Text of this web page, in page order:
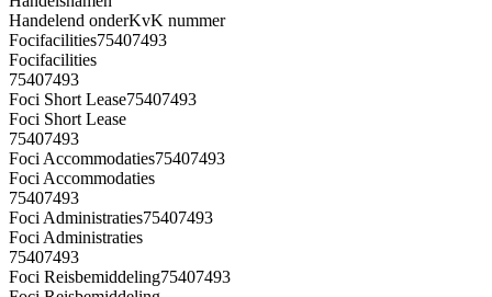
Handelend onderKvK nummer
Focifacilities75407493
Focifacilities
75407493
Foci Short Lease75407493
Foci Short Lease
75407493
Foci Accommodaties75407493
Foci Accommodaties
75407493
Foci Administraties75407493
Foci Administraties
75407493
Foci Reisbemiddeling75407493